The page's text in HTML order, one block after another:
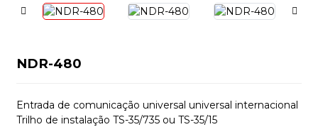
NDR-480
Entrada de comunicação universal universal internacional
Trilho de instalação TS-35/735 ou TS-35/15